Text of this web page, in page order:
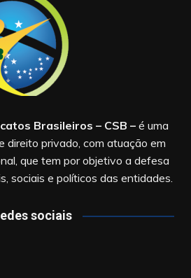
Brasileiros – CSB –é uma
direito privado, com atuação em
que tem por objetivo a defesa
sociais e políticos das entidades.
sociais